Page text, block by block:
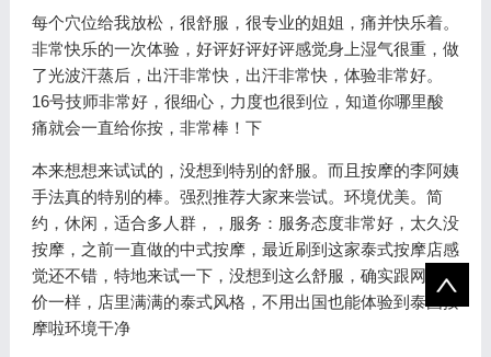
每个穴位给我放松，很舒服，很专业的姐姐，痛并快乐着。
非常快乐的一次体验，好评好评好评感觉身上湿气很重，做
了光波汗蒸后，出汗非常快，出汗非常快，体验非常好。
16号技师非常好，很细心，力度也很到位，知道你哪里酸
痛就会一直给你按，非常棒！下
本来想想来试试的，没想到特别的舒服。而且按摩的李阿姨
手法真的特别的棒。强烈推荐大家来尝试。环境优美。简
约，休闲，适合多人群，，服务：服务态度非常好，太久没
按摩，之前一直做的中式按摩，最近刷到这家泰式按摩店感
觉还不错，特地来试一下，没想到这么舒服，确实跟网上评
价一样，店里满满的泰式风格，不用出国也能体验到泰国按
摩啦环境干净